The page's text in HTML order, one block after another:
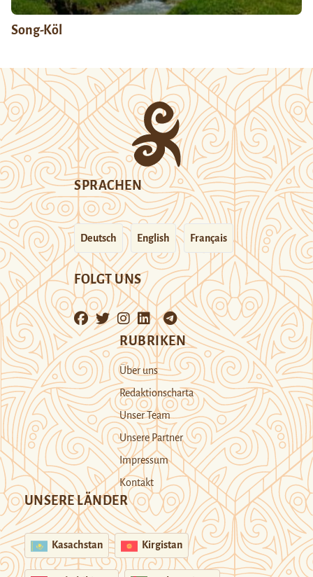
Song-Köl
SPRACHEN
Deutsch English Français
FOLGT UNS
RUBRIKEN
Über uns
Redaktionscharta
Unser Team
Unsere Partner
Impressum
Kontakt
UNSERE LÄNDER
Kasachstan Kirgistan